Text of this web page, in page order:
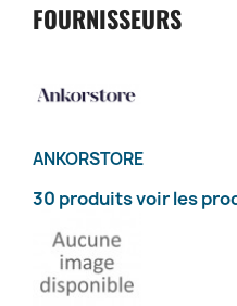
FOURNISSEURS
ANKORSTORE
30 produitsvoir les